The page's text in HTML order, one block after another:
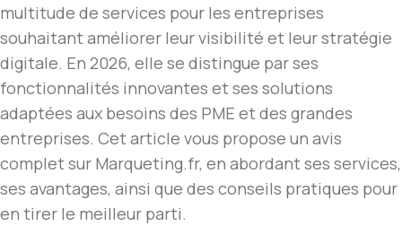
multitude de services pour les entreprises
souhaitant améliorer leur visibilité et leur stratégie
digitale. En 2026, elle se distingue par ses
fonctionnalités innovantes et ses solutions
adaptées aux besoins des PME et des grandes
entreprises. Cet article vous propose un avis
complet sur Marqueting.fr, en abordant ses services,
ses avantages, ainsi que des conseils pratiques pour
en tirer le meilleur parti.